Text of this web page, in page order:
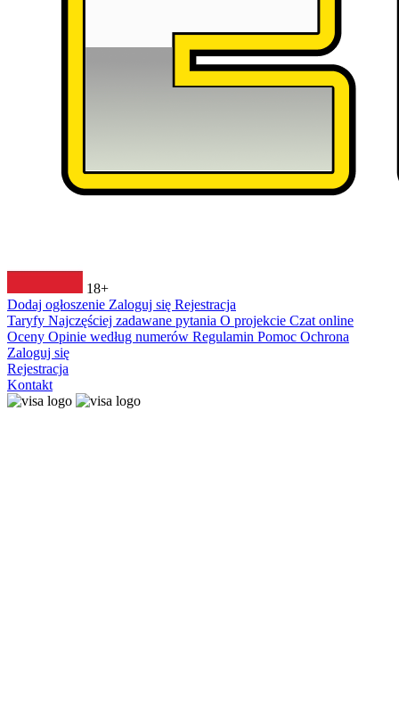
18+
Dodaj ogłoszenie Zaloguj się Rejestracja
Taryfy Najczęściej zadawane pytania O projekcie Czat online
Oceny Opinie według numerów Regulamin Pomoc Ochrona
Zaloguj się
Rejestracja
Kontakt